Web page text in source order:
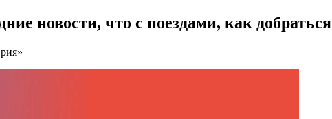
новости, что с поездами, как добраться